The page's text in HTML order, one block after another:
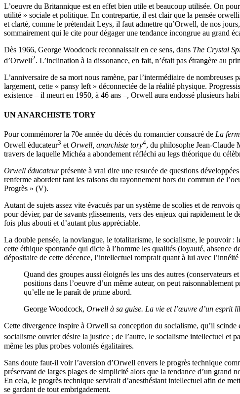
L’oeuvre du Britannique est en effet bien utile et beaucoup utilisée. On
utilité » sociale et politique. En contrepartie, il est clair que la pensée
et clarté, comme le prétendait Leys, il faut admettre qu’Orwell, de nos
sommairement qui le cite pour dégager une tendance incongrue au grand
Dès 1966, George Woodcock reconnaissait en ce sens, dans The Crystal
d’Orwell2. L’inclination à la dissonance, en fait, n’était pas étrangère au
L’anniversaire de sa mort nous ramène, par l’intermédiaire de
largement, cette « pansy left » déconnectée de la réalité physique.
existence – il meurt en 1950, à 46 ans –, Orwell aura endossé plusieurs
UN ANARCHISTE TORY
Pour commémorer la 70e année du décès du romancier consacré de La
Orwell éducateur3 et Orwell, anarchiste tory4, du philosophe Jean-Claude
travers de laquelle Michéa a abondement réfléchi au legs théorique du
Orwell éducateurprésente à vrai dire une resucée de questions
renferme abordent tant les raisons du rayonnement hors du commun de
Progrès » (V).
Autant de sujets assez vite évacués par un système de scolies et de
pour dévier, par de savants glissements, vers des enjeux qui rapidement le
fois plus abouti et d’autant plus appréciable.
La double pensée, la novlangue, le totalitarisme, le socialisme, le pouvoir
cette éthique spontanée qui dicte à l’homme les qualités (loyauté, absence
dépositaire de cette décence, l’intellectuel romprait quant à lui avec
Quand des groupes aussi éloignés les uns des autres
positions dans l’oeuvre d’un même auteur, on peut
qu’elle ne le paraît de prime abord.
George Woodcock, Orwell à sa guise. La vie et l’œuvre d’un esprit
Cette divergence inspire à Orwell sa conception du socialisme, qu’il
socialisme ouvrier désire la justice ; de l’autre, le socialisme intellectuel
même les plus probes volontés égalitaires.
Sans doute faut-il voir l’aversion d’Orwell envers le progrès technique
préservant de larges plages de simplicité alors que la tendance d’un grand
En cela, le progrès technique servirait d’anesthésiant intellectuel afin de
se gardant de tout embrigadement.